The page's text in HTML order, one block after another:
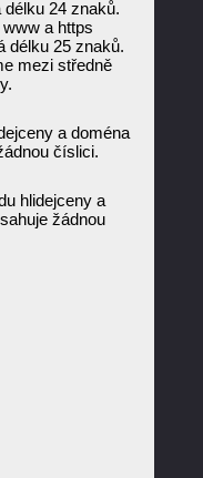
24 znaků.
a https
délku 25 znaků.
mezi středně
a doména
číslici.
hlidejceny a
žádnou